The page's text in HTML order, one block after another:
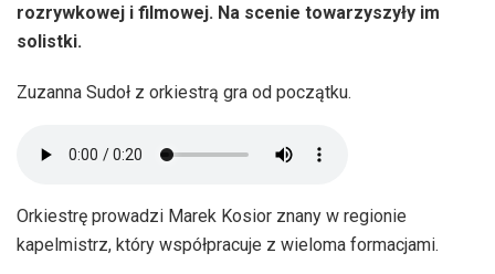
rozrywkowej i filmowej. Na scenie towarzyszyły im
solistki.
Zuzanna Sudoł z orkiestrą gra od początku.
Orkiestrę prowadzi Marek Kosior znany w regionie
kapelmistrz, który współpracuje z wieloma formacjami.